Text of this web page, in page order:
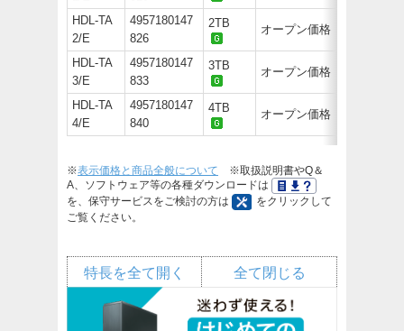
HDL-TA
2/E
4957180147
826
2TB オープン価格
HDL-TA
3/E
4957180147
833
3TB オープン価格
HDL-TA
4/E
4957180147
840
4TB オープン価格
※表示価格と商品全般について ※取扱説明書やQ＆
A、ソフトウェア等の各種ダウンロードは
を、保守サービスをご検討の方は
をクリックして
ご覧ください。
全て閉じる
特長を全て開く